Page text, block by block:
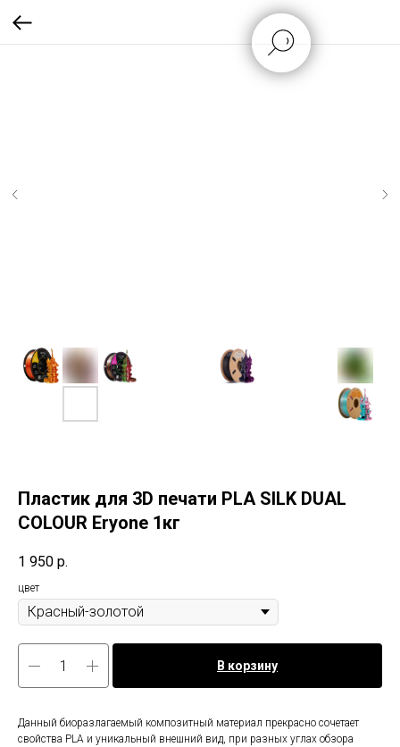
Пластик для 3D печати PLA SILK DUAL
COLOUR Eryone 1кг
1 950 р.
цвет
В корзину
Данный биоразлагаемый композитный материал прекрасно сочетает
свойства PLA и уникальный внешний вид, при разных углах обзора